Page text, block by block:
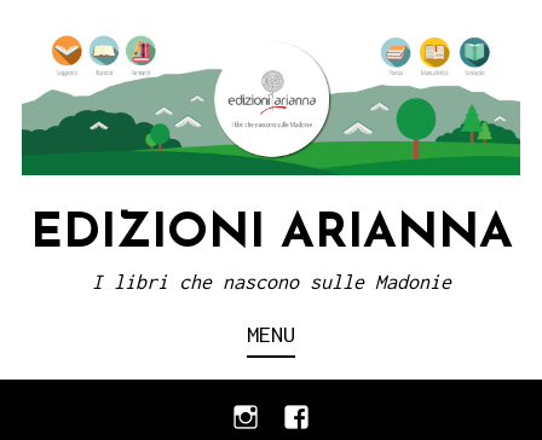
content
EDIZIONI ARIANNA
I libri che nascono sulle Madonie
MENU
instagramfacebook